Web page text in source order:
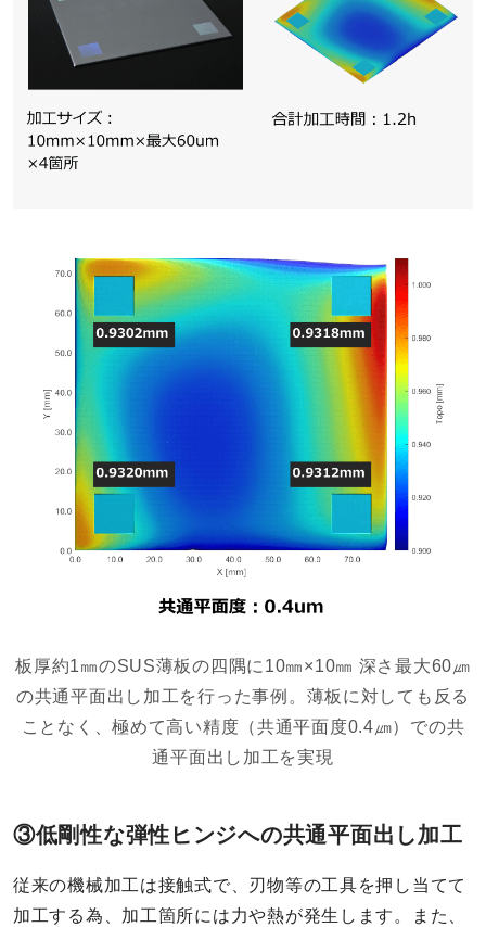
板厚約1㎜のSUS薄板の四隅に10㎜×10㎜ 深さ最大60㎛
の共通平面出し加工を行った事例。薄板に対しても反る
ことなく、極めて高い精度（共通平面度0.4㎛）での共
通平面出し加工を実現
③低剛性な弾性ヒンジへの共通平面出し加工
従来の機械加工は接触式で、刃物等の工具を押し当てて
加工する為、加工箇所には力や熱が発生します。また、